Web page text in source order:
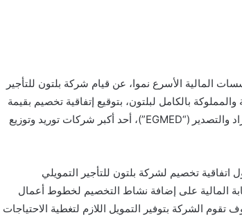
المالية الأسرع نموا، عن قيام شركة بلتون للتأجير
بالكامل لبلتون، بتوقيع إتفاقية تخصيم بقيمة
200 مليون جنيه مع شركة المجموعة المصرية للاستيراد والتصدير (“EGMED”)، أحد أكبر شركات توريد وتوزيع
اتفاقية تخصيم لشركة بلتون للتأجير التمويلي
المالية على إضافة نشاط التخصيم لخطوط أعمال
سوف تقوم الشركة بتوفير التمويل اللازم لتغطية الاحتياجات